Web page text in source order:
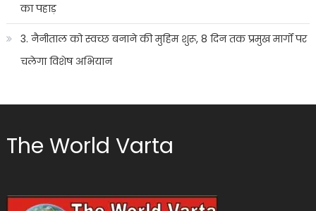
का पहाड़
3. नैनीताल को स्वच्छ बनाने की मुहिम शुरू, 8 दिन तक प्रमुख मार्गों पर
चलेगा विशेष अभियान
The World Varta